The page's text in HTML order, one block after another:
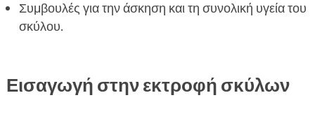
Συμβουλές για την άσκηση και τη συνολική υγεία του
σκύλου.
Εισαγωγή στην εκτροφή σκύλων